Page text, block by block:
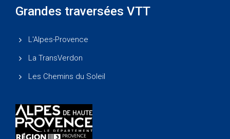
Grandes traversées VTT
L'Alpes-Provence
La TransVerdon
Les Chemins du Soleil